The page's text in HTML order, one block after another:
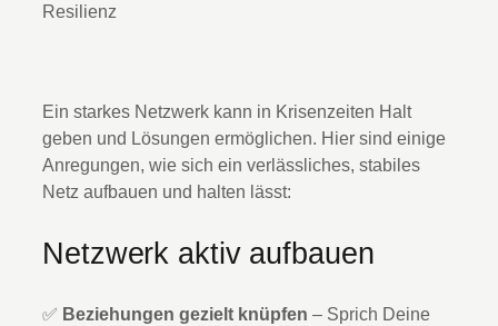
Resilienz
Ein starkes Netzwerk kann in Krisenzeiten Halt
geben und Lösungen ermöglichen. Hier sind einige
Anregungen, wie sich ein verlässliches, stabiles
Netz aufbauen und halten lässt:
Netzwerk aktiv aufbauen
✅ Beziehungen gezielt knüpfen – Sprich Deine